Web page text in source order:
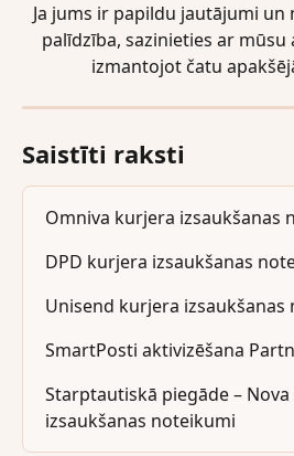
Ja jums ir papildu jautājumi un
palīdzība, sazinieties ar
izmantojot čatu
Saistīti raksti
Omniva kurjera izsaukšanas
DPD kurjera izsaukšanas
Unisend kurjera izsaukšanas
SmartPosti aktivizēšana
Starptautiskā piegāde –
izsaukšanas noteikumi